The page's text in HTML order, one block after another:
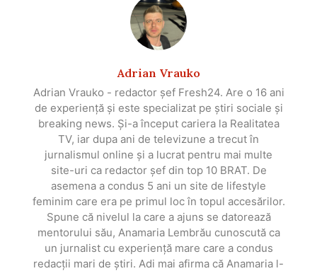
Adrian Vrauko
Adrian Vrauko - redactor șef Fresh24. Are o 16 ani
de experiență și este specializat pe știri sociale și
breaking news. Și-a început cariera la Realitatea
TV, iar dupa ani de televizune a trecut în
jurnalismul online și a lucrat pentru mai multe
site-uri ca redactor șef din top 10 BRAT. De
asemena a condus 5 ani un site de lifestyle
feminim care era pe primul loc în topul accesărilor.
Spune că nivelul la care a ajuns se datorează
mentorului său, Anamaria Lembrău cunoscută ca
un jurnalist cu experiență mare care a condus
redacții mari de știri. Adi mai afirma că Anamaria l-